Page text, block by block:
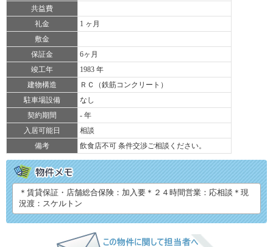
共益費
礼金
1 ヶ月
敷金
保証金
6ヶ月
竣工年
1983 年
建物構造
ＲＣ（鉄筋コンクリート）
駐車場設備
なし
契約期間
- 年
入居可能日
相談
備考
飲食店不可 条件交渉ご相談ください。
＊賃貸保証・店舗総合保険：加入要＊２４時間営業：応相談＊現
況渡：スケルトン